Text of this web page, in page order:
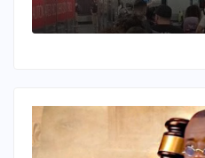
ayant tué une
Liban